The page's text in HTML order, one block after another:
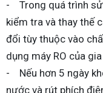
- Trong quá trình sử
kiểm tra và thay thế
đổi tùy thuộc vào
dụng máy RO của
- Nếu hơn 5 ngày
nước và rút phích